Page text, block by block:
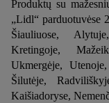
Produktų su
„Lidl“ parduotuvėse
Šiauliuose,
Kretingoje,
Ukmergėje,
Šilutėje,
Kaišiadoryse,